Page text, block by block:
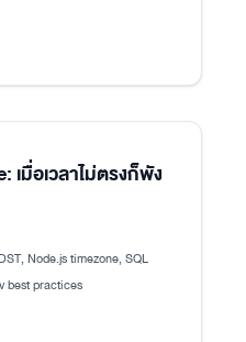
เมื่อเวลาไม่ตรงก็พัง
Node.js timezone, SQL
best practices